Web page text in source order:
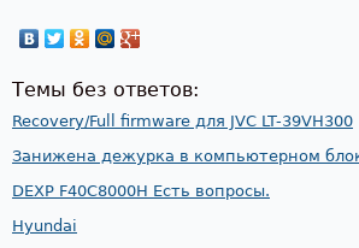
Темы без ответов:
Recovery/Full firmware для JVC LT-39VH300
Занижена дежурка в компьютерном
DEXP F40C8000H Есть вопросы.
Hyundai